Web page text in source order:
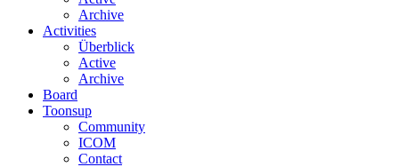
Archive
Activities
Überblick
Active
Archive
Board
Toonsup
Community
ICOM
Contact